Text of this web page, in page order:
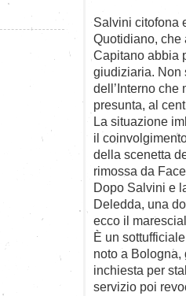
Salvini citofona
Quotidiano, che
Capitano abbia
giudiziaria. Non
dell’Interno che
presunta, al
La situazione
il
della scenetta
rimossa da
Dopo Salvini e
Deledda, una
ecco il
È un
noto a
inchiesta per
servizio poi